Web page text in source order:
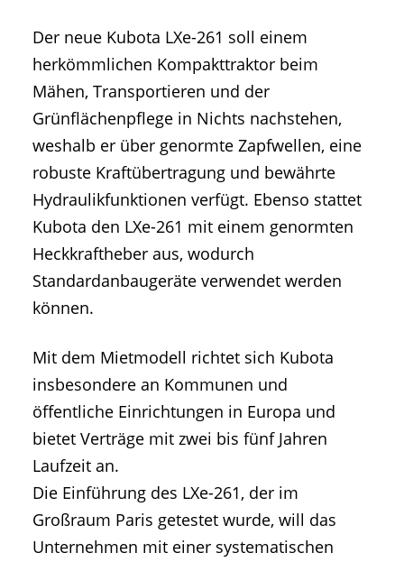
Der neue Kubota LXe-261 soll einem
herkömmlichen Kompakttraktor beim
Mähen, Transportieren und der
Grünflächenpflege in Nichts nachstehen,
weshalb er über genormte Zapfwellen, eine
robuste Kraftübertragung und bewährte
Hydraulikfunktionen verfügt. Ebenso stattet
Kubota den LXe-261 mit einem genormten
Heckkraftheber aus, wodurch
Standardanbaugeräte verwendet werden
können.
Mit dem Mietmodell richtet sich Kubota
insbesondere an Kommunen und
öffentliche Einrichtungen in Europa und
bietet Verträge mit zwei bis fünf Jahren
Laufzeit an.
Die Einführung des LXe-261, der im
Großraum Paris getestet wurde, will das
Unternehmen mit einer systematischen